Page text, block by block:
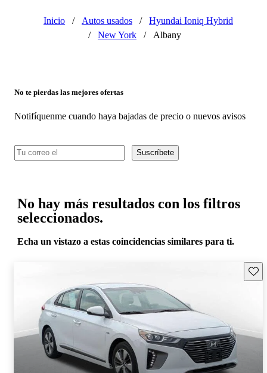
Inicio / Autos usados /
Hyundai Ioniq Hybrid
/
New York / Albany
No te pierdas las mejores ofertas
Notifíquenme cuando haya bajadas de precio o nuevos avisos
Suscríbete
No hay más resultados con los filtros
seleccionados.
Echa un vistazo a estas coincidencias similares para ti.